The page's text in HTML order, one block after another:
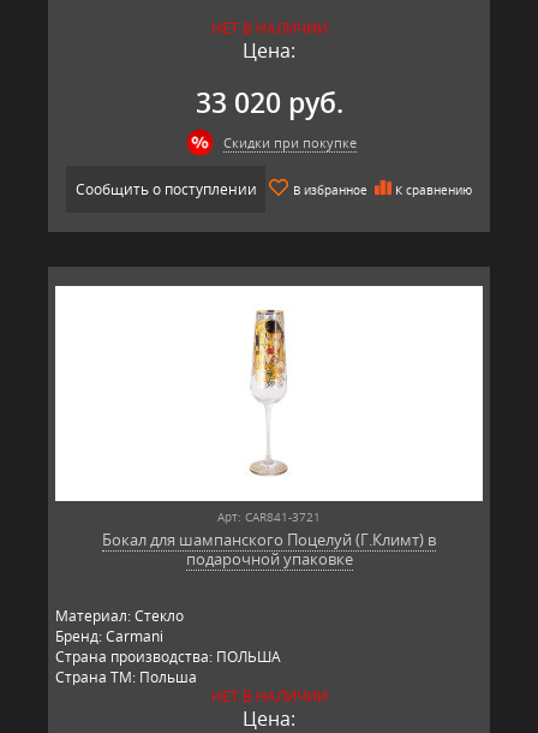
НЕТ В НАЛИЧИИ
Цена:
33 020 руб.
Скидки при покупке
Сообщить о поступлении В избранное К сравнению
Арт: CAR841-3721
Бокал для шампанского Поцелуй (Г.Климт) в
подарочной упаковке
Материал: Стекло
Бренд: Carmani
Страна производства: ПОЛЬША
Страна ТМ: Польша
НЕТ В НАЛИЧИИ
Цена: